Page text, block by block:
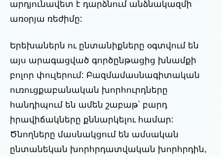
արդյունավետ է դարձնում անձնակազմի
առօրյա ռեժիմը:
Երեխաներն ու ընտանիքները օգտվում են
այս արագացված գործընթացից խնամքի
բոլոր փուլերում: Բազմամասնագիտական
ուռուցքաբանական խորհուրդները
հանդիպում են ամեն շաբաթ՝ բարդ
իրավիճակները քննարկելու համար:
Ծնողները մասնակցում են ամսական
ընտանեկան խորհրդատվական խորհրդին,